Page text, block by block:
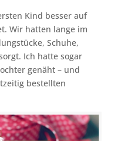
Kind besser auf
Wir hatten lange im
Schuhe,
Ich hatte sogar
genäht – und
bestellten